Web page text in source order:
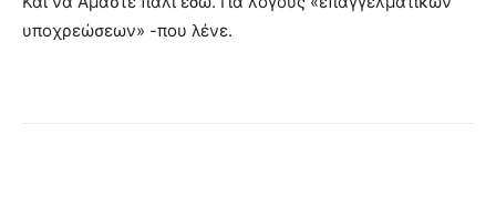
υποχρεώσεων» -που λένε.